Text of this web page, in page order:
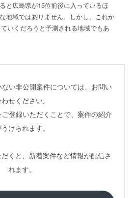
と広島県が15位前後に入っているほ
地域ではありません。しかし、これか
いくだろうと予測される地域でもあ
い非公開案件については、お問い
せください。
登録いただくことで、案件の紹介
けられます。
くと、新着案件など情報が配信さ
れます。